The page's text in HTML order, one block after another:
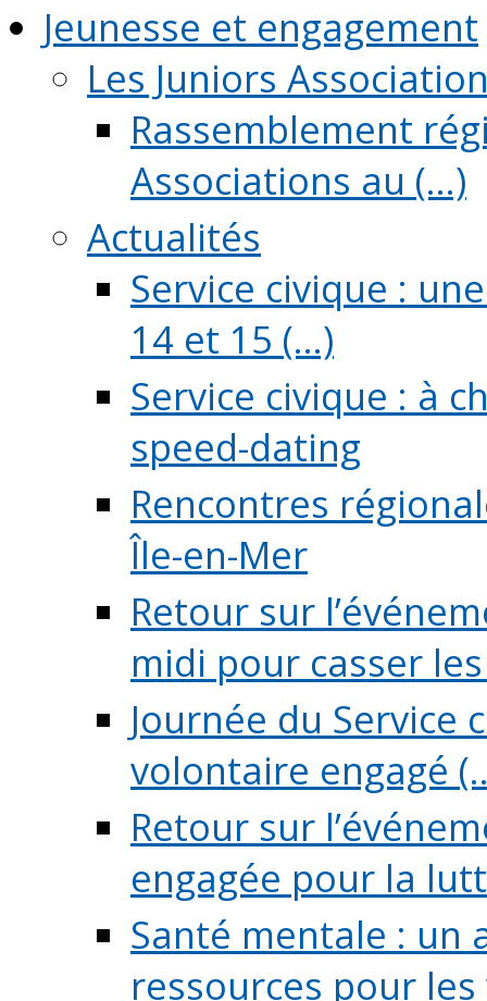
Jeunesse et engagement
Les Juniors
Rassemblement
Associations au (...)
Actualités
Service civique :
14 et 15 (...)
Service civique : à
speed-dating
Rencontres
Île-en-Mer
Retour sur
midi pour casser les
Journée du Service
volontaire engagé
Retour sur
engagée pour la
Santé mentale : un
ressources pour